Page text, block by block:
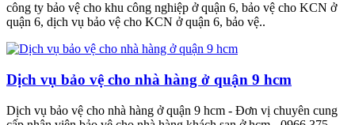
công ty bảo vệ cho khu công nghiệp ở quận 6, bảo vệ cho KCN ở
quận 6, dịch vụ bảo vệ cho KCN ở quận 6, bảo vệ..
Dịch vụ bảo vệ cho nhà hàng ở quận 9 hcm
Dịch vụ bảo vệ cho nhà hàng ở quận 9 hcm - Đơn vị chuyên cung